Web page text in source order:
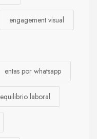
engagement visual
entas por whatsapp
equilibrio laboral